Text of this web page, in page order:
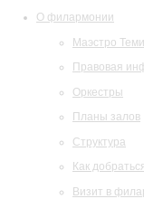
О филармонии
Маэстро
Правовая
Оркестры
Планы залов
Структура
Как
Визит в